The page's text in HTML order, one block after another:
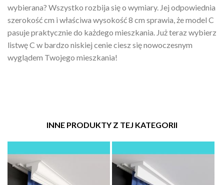
wybierana? Wszystko rozbija się o wymiary. Jej odpowiednia
szerokość cm i właściwa wysokość 8 cm sprawia, że model C
pasuje praktycznie do każdego mieszkania. Już teraz wybierz
listwę C w bardzo niskiej cenie ciesz się nowoczesnym
wyglądem Twojego mieszkania!
INNE PRODUKTY Z TEJ KATEGORII